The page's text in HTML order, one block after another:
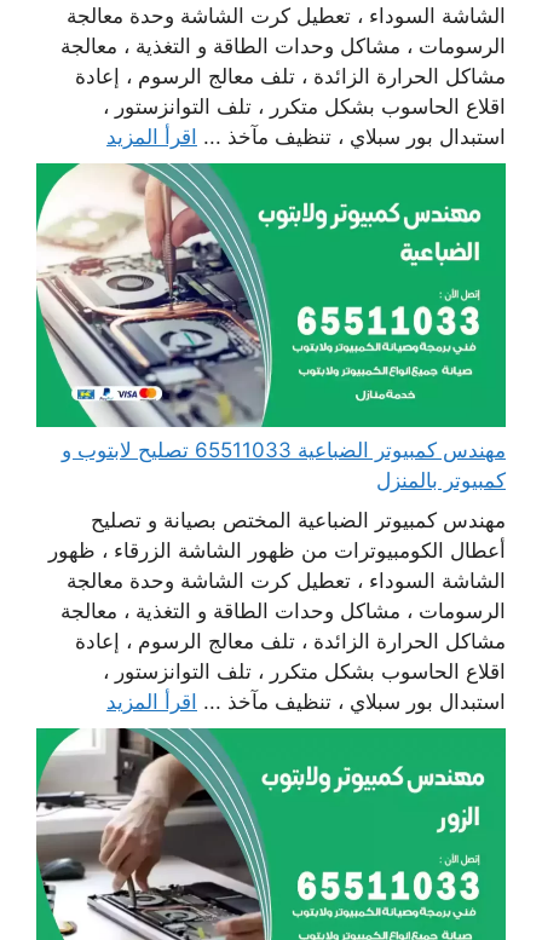
الشاشة السوداء ، تعطيل كرت الشاشة وحدة معالجة
الرسومات ، مشاكل وحدات الطاقة و التغذية ، معالجة
مشاكل الحرارة الزائدة ، تلف معالج الرسوم ، إعادة
اقلاع الحاسوب بشكل متكرر ، تلف التوانزستور ،
استبدال بور سبلاي ، تنظيف مآخذ ... اقرأ المزيد
مهندس كمبيوتر الضباعية 65511033 تصليح لابتوب و
كمبيوتر بالمنزل
مهندس كمبيوتر الضباعية المختص بصيانة و تصليح
أعطال الكومبيوترات من ظهور الشاشة الزرقاء ، ظهور
الشاشة السوداء ، تعطيل كرت الشاشة وحدة معالجة
الرسومات ، مشاكل وحدات الطاقة و التغذية ، معالجة
مشاكل الحرارة الزائدة ، تلف معالج الرسوم ، إعادة
اقلاع الحاسوب بشكل متكرر ، تلف التوانزستور ،
استبدال بور سبلاي ، تنظيف مآخذ ... اقرأ المزيد